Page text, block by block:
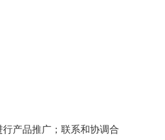
产品推广；联系和协调合